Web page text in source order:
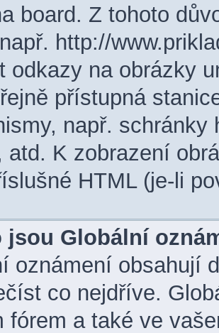
board. Z tohoto
http://
odkazy na obrázky
přístupná
např.
atd. K zobrazení
HTML (je-li
jsou Globální
oznámení obsahují
co nejdříve.
fórem a také ve